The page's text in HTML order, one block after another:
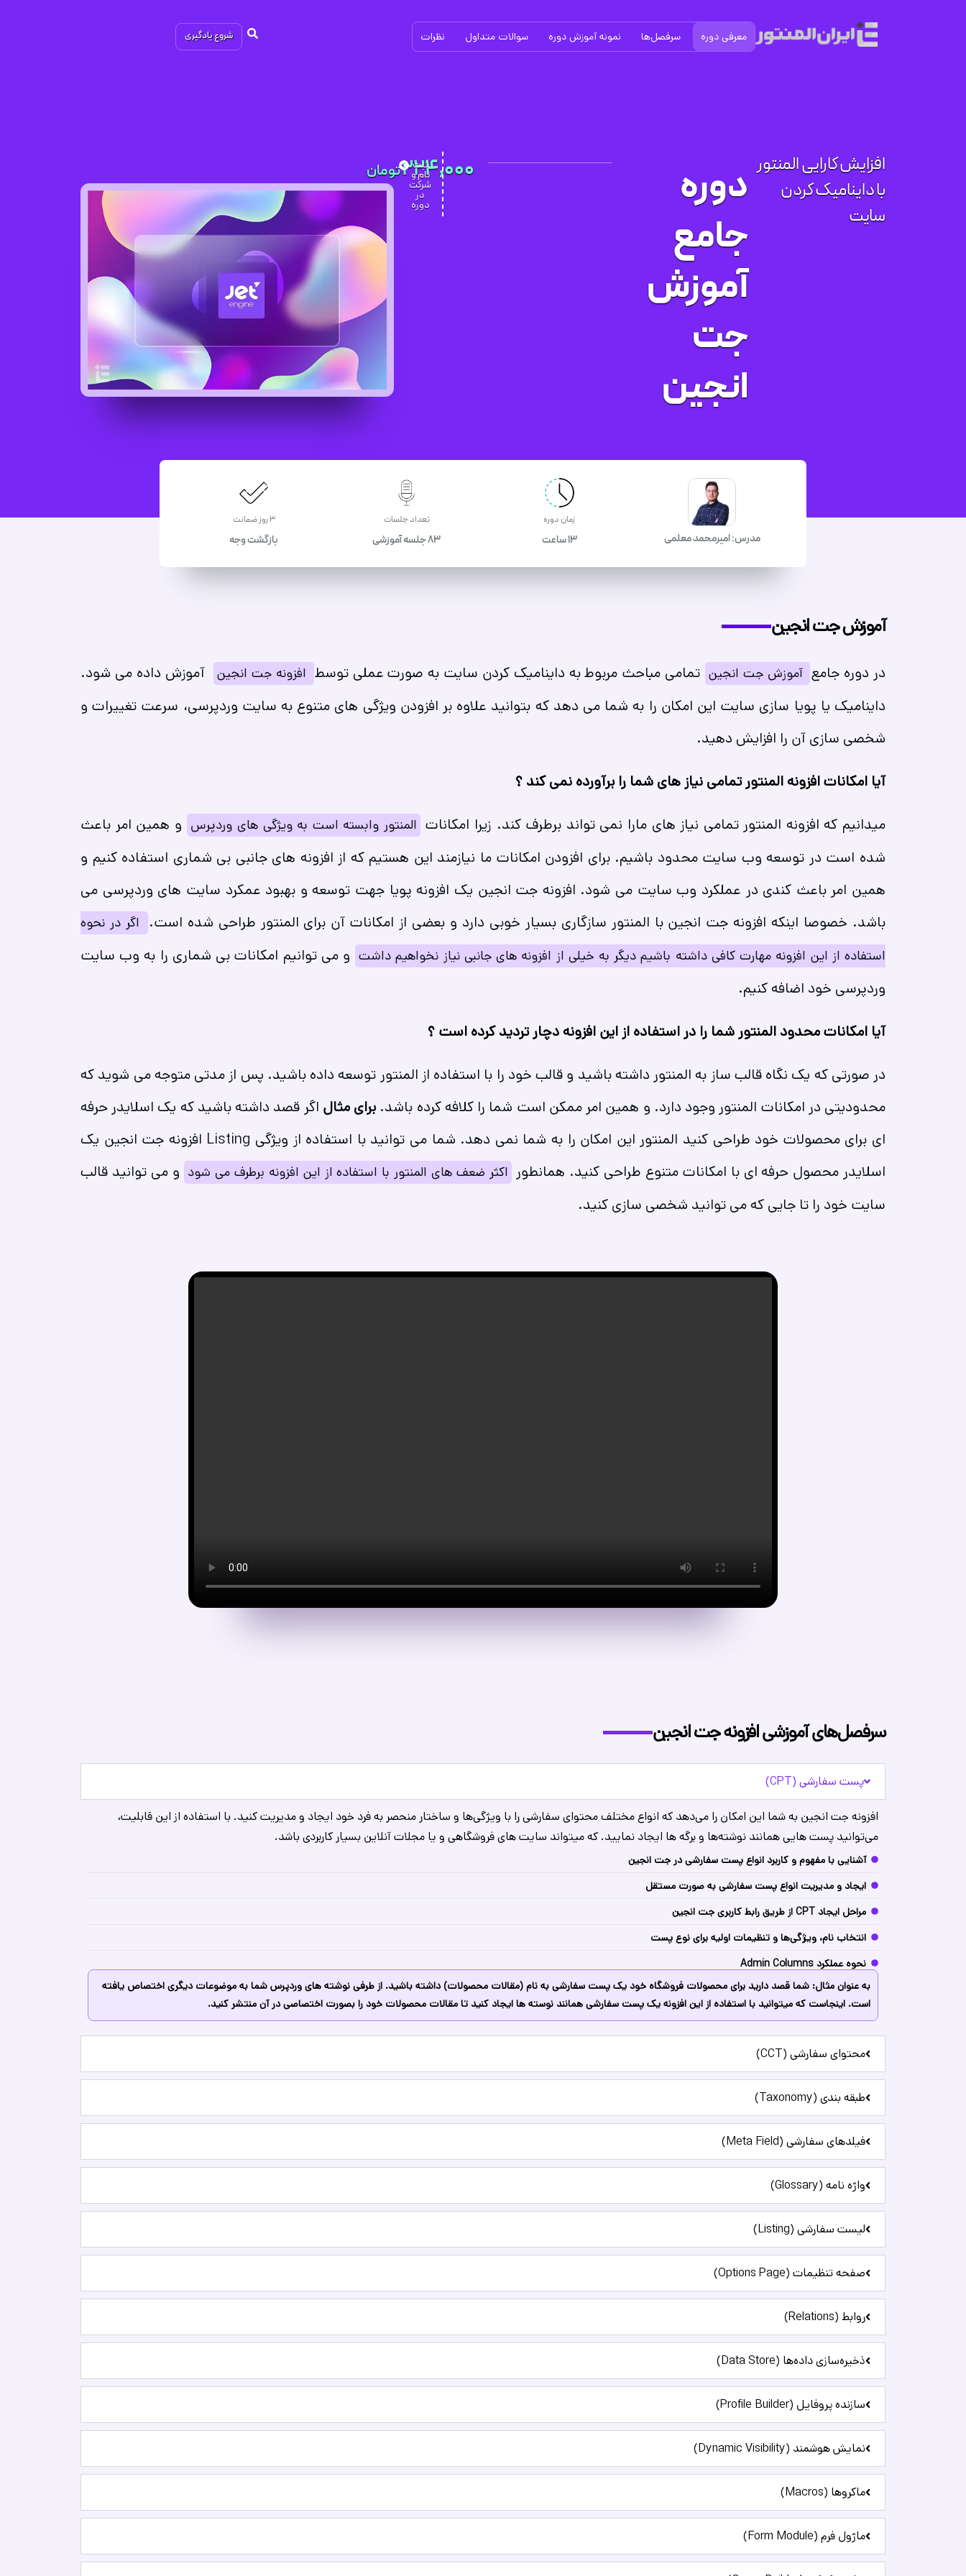
معرفی دوره سرفصل‌ها نمونه آموزش دوره سوالات متداول نظرات شروع یادگیری
افزایش کارایی المنتور
با داینامیک کردن
سایت
دوره
جامع
آموزش
جت
انجین
224,000
ثبت
نام و
شرکت
در
دوره
مدرس: امیرمحمد معلمی
زمان دوره
13 ساعت
تعداد جلسات
83 جلسه آموزشی
3 روز ضمانت
بازگشت وجه
آموزش جت انجین
در دوره جامع آموزش جت انجین تمامی مباحث مربوط به داینامیک کردن سایت به صورت عملی توسط افزونه جت انجین
آموزش داده می شود.
داینامیک یا پویا سازی سایت این امکان را به شما می دهد که بتوانید علاوه بر افزودن ویژگی های متنوع به سایت وردپرسی، سرعت تغییرات و
شخصی سازی آن را افزایش دهید.
آیا امکانات افزونه المنتور تمامی نیاز های شما را برآورده نمی کند ؟
میدانیم که افزونه المنتور تمامی نیاز های مارا نمی تواند برطرف کند. زیرا امکانات المنتور وابسته است به ویژگی های وردپرس و همین امر باعث
شده است در توسعه وب سایت محدود باشیم. برای افزودن امکانات ما نیازمند این هستیم که از افزونه های جانبی بی شماری استفاده کنیم و
همین امر باعث کندی در عملکرد وب سایت می شود. افزونه جت انجین یک افزونه پویا جهت توسعه و بهبود عمکرد سایت های وردپرسی می
باشد. خصوصا اینکه افزونه جت انجین با المنتور سازگاری بسیار خوبی دارد و بعضی از امکانات آن برای المنتور طراحی شده است.
اگر در نحوه
استفاده از این افزونه مهارت کافی داشته باشیم دیگر به خیلی از افزونه های جانبی نیاز نخواهیم داشت و می توانیم امکانات بی شماری را به وب سایت
وردپرسی خود اضافه کنیم.
آیا امکانات محدود المنتور شما را در استفاده از این افزونه دچار تردید کرده است ؟
در صورتی که یک نگاه قالب ساز به المنتور داشته باشید و قالب خود را با استفاده از المنتور توسعه داده باشید. پس از مدتی متوجه می شوید که
محدودیتی در امکانات المنتور وجود دارد. و همین امر ممکن است شما را کلافه کرده باشد.برای مثال اگر قصد داشته باشید که یک اسلایدر حرفه
ای برای محصولات خود طراحی کنید المنتور این امکان را به شما نمی دهد. شما می توانید با استفاده از ویژگی Listing افزونه جت انجین یک
اسلایدر محصول حرفه ای با امکانات متنوع طراحی کنید. همانطور اکثر ضعف های المنتور با استفاده از این افزونه برطرف می شود و می توانید قالب
سایت خود را تا جایی که می توانید شخصی سازی کنید.
سرفصل‌های آموزشی افزونه جت انجین
پست سفارشی (CPT)
افزونه جت انجین به شما این امکان را می‌دهد که انواع مختلف محتوای سفارشی را با ویژگی‌ها و ساختار منحصر به فرد خود ایجاد و مدیریت کنید. با استفاده از این قابلیت،
می‌توانید پست هایی همانند نوشته‌ها و برگه ها ایجاد نمایید. که میتواند سایت های فروشگاهی و یا مجلات آنلاین بسیار کاربردی باشد.
آشنایی با مفهوم و کاربرد انواع پست سفارشی در جت انجین
ایجاد و مدیریت انواع پست سفارشی به صورت مستقل
مراحل ایجاد CPT از طریق رابط کاربری جت انجین
انتخاب نام، ویژگی‌ها و تنظیمات اولیه برای نوع پست
نحوه عملکرد Admin Columns
به عنوان مثال: شما قصد دارید برای محصولات فروشگاه خود یک پست سفارشی به نام (مقالات محصولات) داشته باشید. از طرفی نوشته های وردپرس شما به موضوعات دیگری اختصاص یافته
است. اینجاست که میتوانید با استفاده از این افزونه یک پست سفارشی همانند نوسته ها ایجاد کنید تا مقالات محصولات خود را بصورت اختصاصی در آن منتشر کنید.
محتوای سفارشی (CCT)
طبقه بندی (Taxonomy)
فیلدهای سفارشی (Meta Field)
واژه نامه (Glossary)
لیست سفارشی (Listing)
صفحه تنظیمات (Options Page)
روابط (Relations)
ذخیره‌سازی داده‌ها (Data Store)
سازنده پروفایل (Profile Builder)
نمایش هوشمند (Dynamic Visibility)
ماکروها (Macros)
ماژول فرم (Form Module)